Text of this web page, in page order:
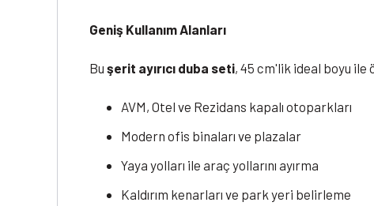
Geniş Kullanım Alanları
Bu şerit ayırıcı duba seti, 45 cm'lik ideal boyu
AVM, Otel ve Rezidans kapalı otoparkları
Modern ofis binaları ve plazalar
Yaya yolları ile araç yollarını ayırma
Kaldırım kenarları ve park yeri belirleme